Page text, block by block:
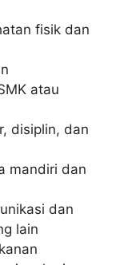
fisik dan
atau
disiplin, dan
mandiri dan
dan
lain